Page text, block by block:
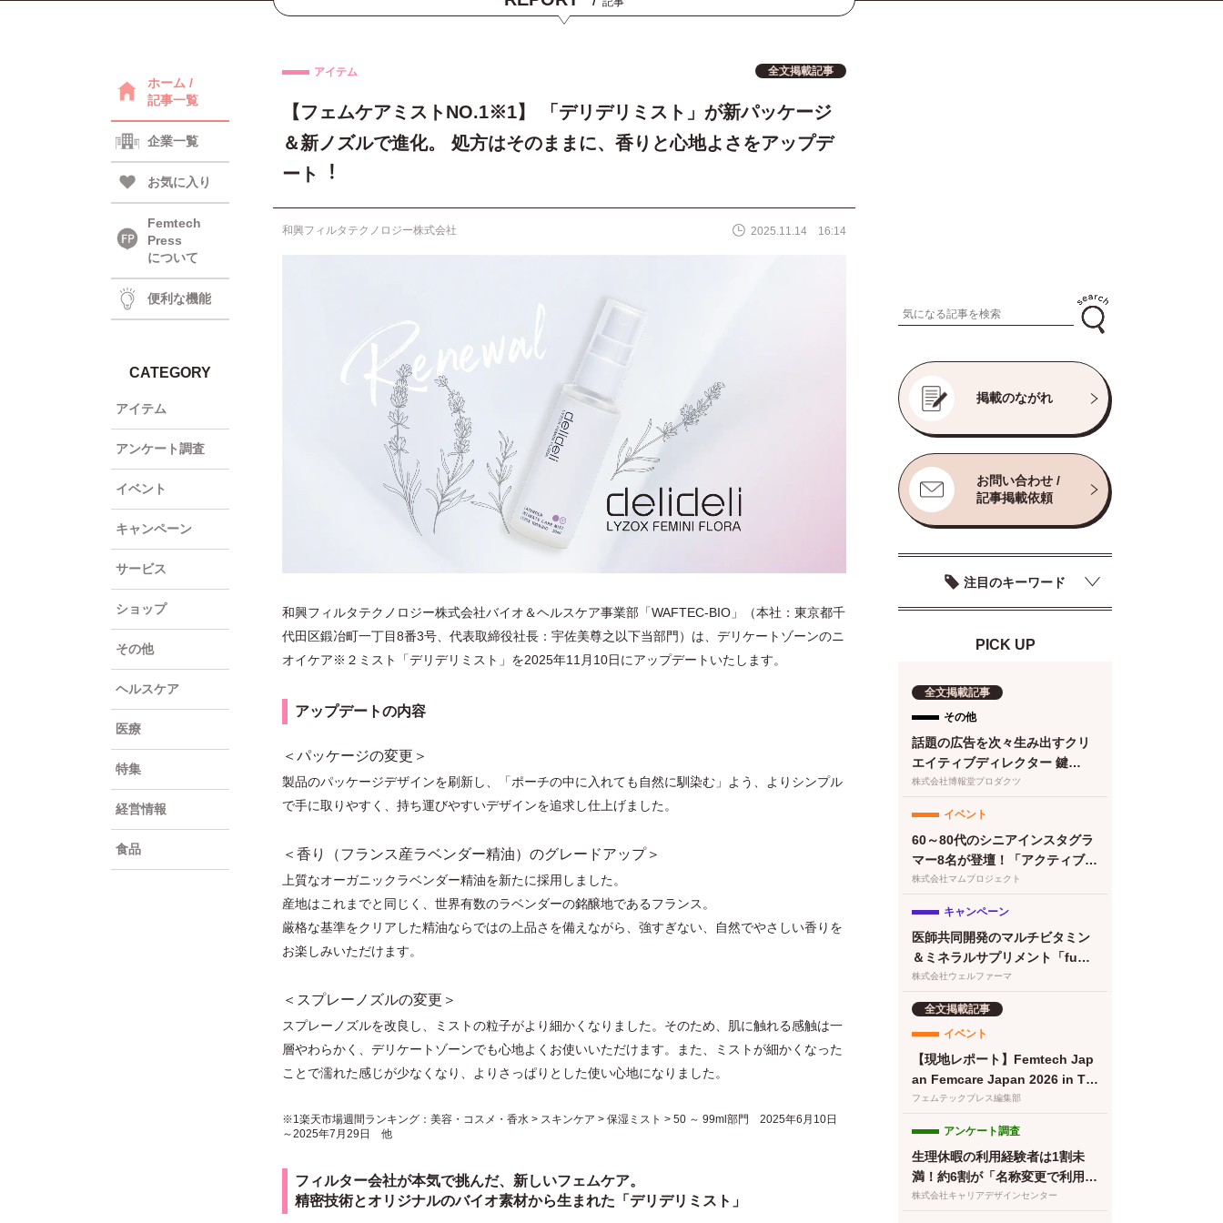
ホーム /
記事一覧
企業一覧
お気に入り
Femtech
Press
について
便利な機能
CATEGORY
アイテム
アンケート調査
イベント
キャンペーン
サービス
ショップ
その他
ヘルスケア
医療
特集
経営情報
食品
アイテム 全文掲載記事
【フェムケアミストNO.1※1】 「デリデリミスト」が新パッケージ
＆新ノズルで進化。 処⽅はそのままに、⾹りと⼼地よさをアップデ
ート︕
和興フィルタテクノロジー株式会社 2025.11.14 16:14
和興フィルタテクノロジー株式会社バイオ＆ヘルスケア事業部「WAFTEC-BIO」（本社：東京都千
代⽥区鍛冶町⼀丁⽬8番3号、代表取締役社⻑：宇佐美尊之以下当部⾨）は、デリケートゾーンのニ
オイケア※２ミスト「デリデリミスト」を2025年11⽉10⽇にアップデートいたします。
アップデートの内容
＜パッケージの変更＞
製品のパッケージデザインを刷新し、「ポーチの中に⼊れても⾃然に馴染む」よう、よりシンプル
で⼿に取りやすく、持ち運びやすいデザインを追求し仕上げました。
＜⾹り（フランス産ラベンダー精油）のグレードアップ＞
上質なオーガニックラベンダー精油を新たに採⽤しました。
産地はこれまでと同じく、世界有数のラベンダーの銘醸地であるフランス。
厳格な基準をクリアした精油ならではの上品さを備えながら、強すぎない、⾃然でやさしい⾹りを
お楽しみいただけます。
＜スプレーノズルの変更＞
スプレーノズルを改良し、ミストの粒⼦がより細かくなりました。そのため、肌に触れる感触は⼀
層やわらかく、デリケートゾーンでも⼼地よくお使いいただけます。また、ミストが細かくなった
ことで濡れた感じが少なくなり、よりさっぱりとした使い⼼地になりました。
※1楽天市場週間ランキング：美容・コスメ・香水 > スキンケア > 保湿ミスト > 50 ～ 99ml部門 2025年6月10日
～2025年7月29日 他
フィルター会社が本気で挑んだ、新しいフェムケア。
精密技術とオリジナルのバイオ素材から⽣まれた「デリデリミスト」
掲載のながれ
お問い合わせ /
記事掲載依頼
注目のキーワード
PICK UP
全文掲載記事
その他
話題の広告を次々生み出すクリ
エイティブディレクター 鍵
は“顧客化接点の設計・実
株式会社博報堂プロダクツ
イベント
60～80代のシニアインスタグラ
マー8名が登壇！「アクティブシ
ニアのインフルエンサーフェ
す！』出版祝〜」を開催
株式会社マムプロジェクト
キャンペーン
医師共同開発のマルチビタミン
＆ミネラルサプリメント「fuwa
ri パーフェクトバランス」が当
催
株式会社ウェルファーマ
全文掲載記事
イベント
【現地レポート】Femtech Jap
an Femcare Japan 2026 in TO
KYO｜フェムテックジャパン20
取り組みが集結
フェムテックプレス編集部
アンケート調査
生理休暇の利用経験者は1割未
満！約6割が「名称変更で利用し
やすくなる」と回答／『女の転
株式会社キャリアデザインセンター